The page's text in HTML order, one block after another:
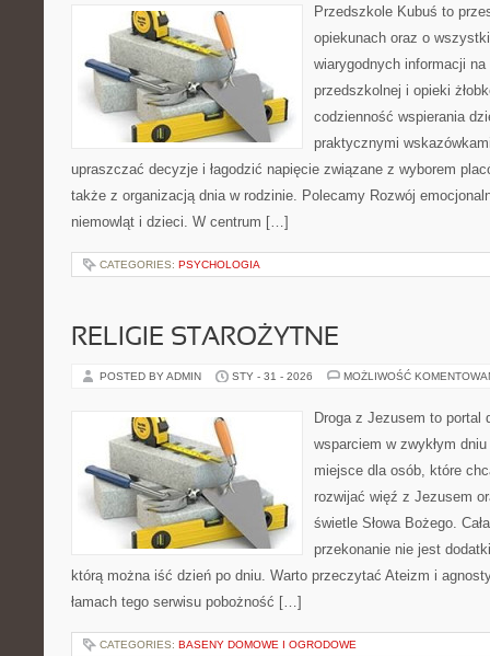
Przedszkole Kubuś to
opiekunach oraz o
wiarygodnych informacji
przedszkolnej i opieki
codzienność wspierania
praktycznymi
upraszczać decyzje i łagodzić napięcie związane z wyborem
także z organizacją dnia w rodzinie. Polecamy Rozwój
niemowląt i dzieci. W centrum […]
CATEGORIES: PSYCHOLOGIA
RELIGIE STAROŻYTNE
POSTED BY ADMIN STY - 31 - 2026 MOŻLIWOŚĆ
Droga z Jezusem to portal
wsparciem w zwykłym
miejsce dla osób, które
rozwijać więź z Jezusem
świetle Słowa Bożego.
przekonanie nie jest
którą można iść dzień po dniu. Warto przeczytać Ateizm i
łamach tego serwisu pobożność […]
CATEGORIES: BASENY DOMOWE I OGRODOWE